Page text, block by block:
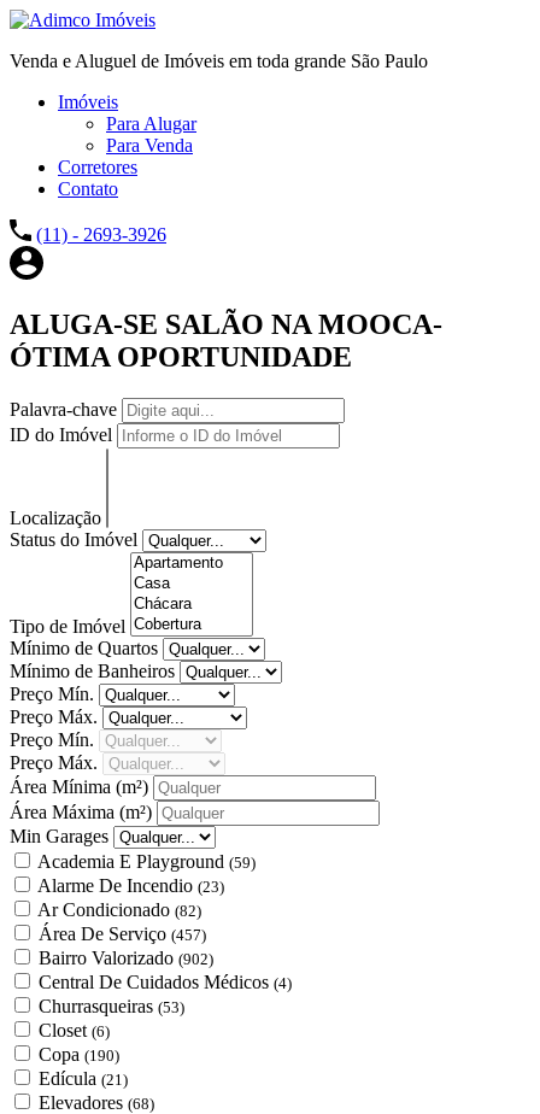
Venda e Aluguel de Imóveis em toda grande São Paulo
Imóveis
Para Alugar
Para Venda
Corretores
Contato
(11) - 2693-3926
ALUGA-SE SALÃO NA MOOCA-
ÓTIMA OPORTUNIDADE
Palavra-chave
ID do Imóvel
Localização
Status do Imóvel
Tipo de Imóvel
Mínimo de Quartos
Mínimo de Banheiros
Preço Mín.
Preço Máx.
Preço Mín.
Preço Máx.
Área Mínima (m²)
Área Máxima (m²)
Min Garages
Academia E Playground (59)
Alarme De Incendio (23)
Ar Condicionado (82)
Área De Serviço (457)
Bairro Valorizado (902)
Central De Cuidados Médicos (4)
Churrasqueiras (53)
Closet (6)
Copa (190)
Edícula (21)
Elevadores (68)